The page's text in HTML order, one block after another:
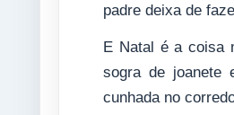
padre deixa de
E Natal é a coisa
sogra de joanete
cunhada no